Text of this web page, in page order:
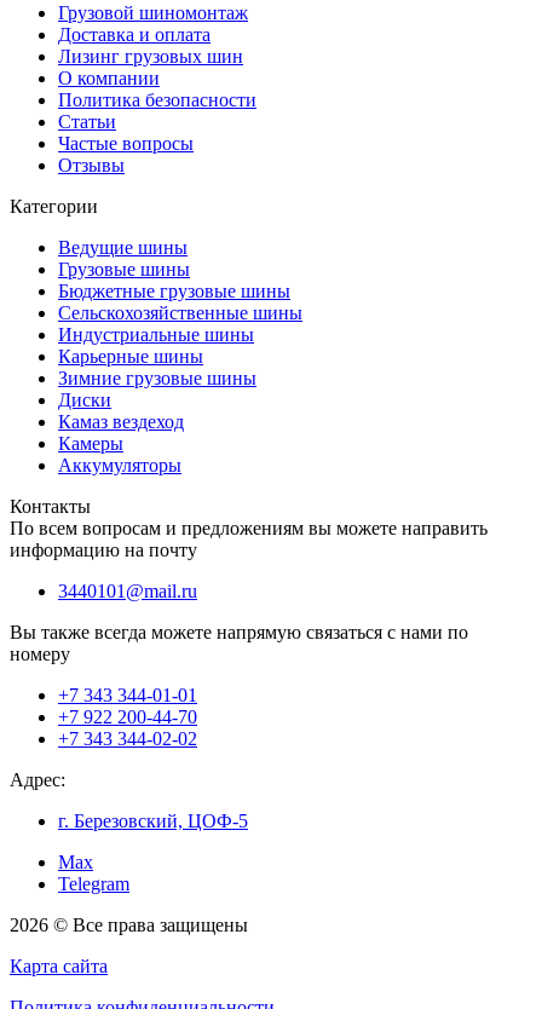
Грузовой шиномонтаж
Доставка и оплата
Лизинг грузовых шин
О компании
Политика безопасности
Статьи
Частые вопросы
Отзывы
Категории
Ведущие шины
Грузовые шины
Бюджетные грузовые шины
Сельскохозяйственные шины
Индустриальные шины
Карьерные шины
Зимние грузовые шины
Диски
Камаз вездеход
Камеры
Аккумуляторы
Контакты
По всем вопросам и предложениям вы можете направить
информацию на почту
3440101@mail.ru
Вы также всегда можете напрямую связаться с нами по
номеру
+7 343 344-01-01
+7 922 200-44-70
+7 343 344-02-02
Адрес:
г. Березовский, ЦОФ-5
Max
Telegram
2026 © Все права защищены
Карта сайта